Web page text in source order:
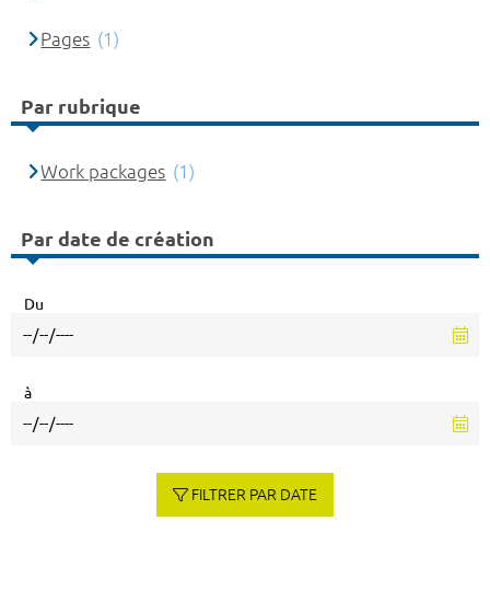
Pages (1)
Par rubrique
Work packages (1)
Par date de création
Du
à
FILTRER PAR DATE